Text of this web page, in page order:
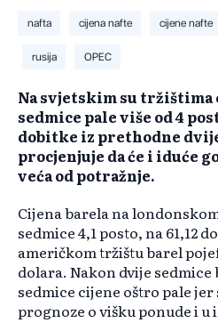
nafta cijena nafte cijene nafte
rusija OPEC
Na svjetskim su tržištima
sedmice pale više od 4
dobitke iz prethodne
procjenjuje da će i iduće
veća od potražnje.
Cijena barela na
sedmice 4,1 posto, na 61,12
američkom tržištu barel
dolara. Nakon dvije sedmice
sedmice cijene oštro pale
prognoze o višku ponude i u